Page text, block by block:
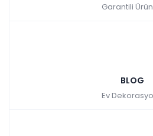
Garantili
BLOG
Ev